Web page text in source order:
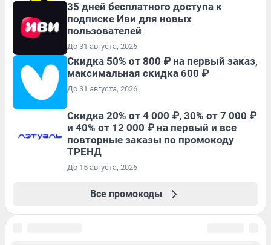
35 дней бесплатного доступа к
подписке Иви для новых
пользователей
До 31 августа, 2026
Скидка 50% от 800 ₽ на первый заказ,
максимальная скидка 600 ₽
До 31 августа, 2026
Скидка 20% от 4 000 ₽, 30% от 7 000 ₽
и 40% от 12 000 ₽ на первый и все
повторные заказы по промокоду
ТРЕНД
До 15 августа, 2026
Все промокоды